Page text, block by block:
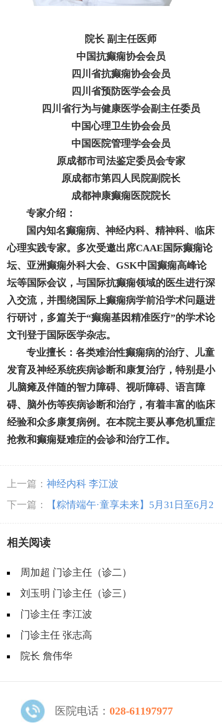
院长 副主任医师
中国抗癫痫协会会员
四川省抗癫痫协会会员
四川省预防医学会会员
四川省行为与健康医学会副主任委员
中国心理卫生协会会员
中国医院管理学会会员
原成都市司法鉴定委员会专家
原成都市第四人民院副院长
成都神康癫痫医院院长
专家介绍：
国内知名癫痫病、神经内科、精神科、临床
心理实践专家。多次受邀出席CAAE国际癫痫论
坛、亚洲癫痫外科大会、GSK中国癫痫高峰论
坛等国际会议，与国际抗癫痫领域的医生进行深
入交流，并围绕国际上癫痫病学前沿学术问题进
行研讨，多篇关于“癫痫基因精准医疗”的学术论
文刊登于国际医学杂志。
专业擅长：各类难治性癫痫病的治疗、儿童
发育及神经系统疾病诊断和康复治疗，特别是小
儿脑瘫及伴随的智力障碍、视听障碍、语言障
碍、脑外伤等疾病诊断和治疗，有着丰富的临床
经验和众多康复病例。在本院主要从事危机重症
抢救和癫痫疑难症的会诊和治疗工作。
上一篇： 神经内科 李江波
下一篇：
【粽情‌端午·童享未来】5月31日至6月2
日，北京癫痫专家双节来蓉领衔会诊，助力患者
早日康复
相关阅读
周加超 门诊主任（诊二）
刘玉明 门诊主任（诊三）
门诊主任 李江波
门诊主任 张志高
院长 詹伟华
医院电话： 028-61197977